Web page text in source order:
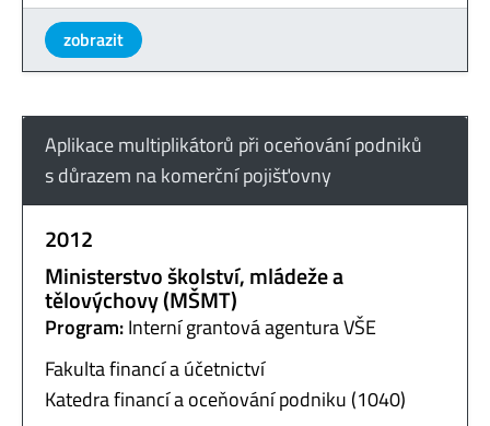
zobrazit
Aplikace multiplikátorů při oceňování podniků
s důrazem na komerční pojišťovny
2012
Ministerstvo školství, mládeže a
tělovýchovy (MŠMT)
Program:Interní grantová agentura VŠE
Fakulta financí a účetnictví
Katedra financí a oceňování podniku (1040)